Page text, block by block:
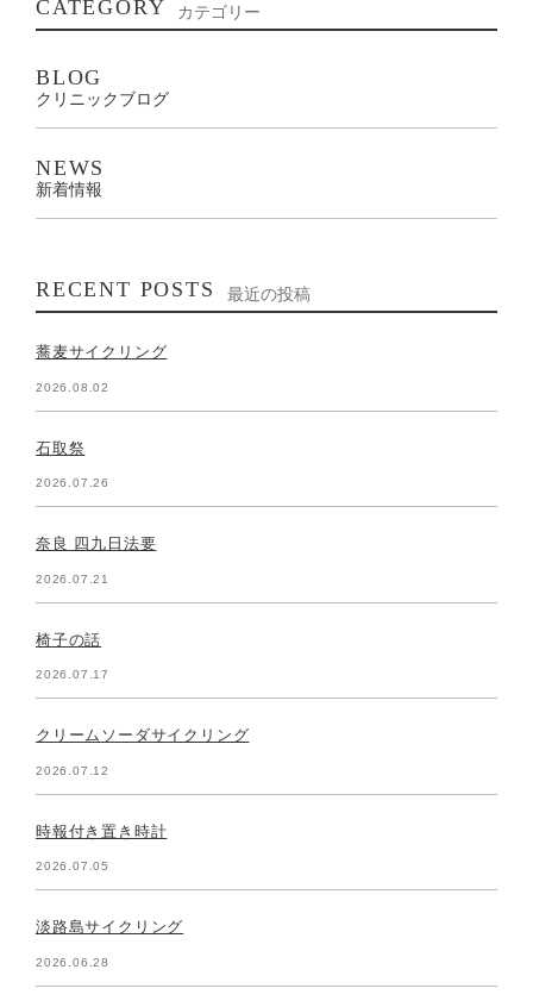
CATEGORY カテゴリー
BLOG
クリニックブログ
NEWS
新着情報
RECENT POSTS 最近の投稿
蕎麦サイクリング
2026.08.02
石取祭
2026.07.26
奈良 四九日法要
2026.07.21
椅子の話
2026.07.17
クリームソーダサイクリング
2026.07.12
時報付き置き時計
2026.07.05
淡路島サイクリング
2026.06.28